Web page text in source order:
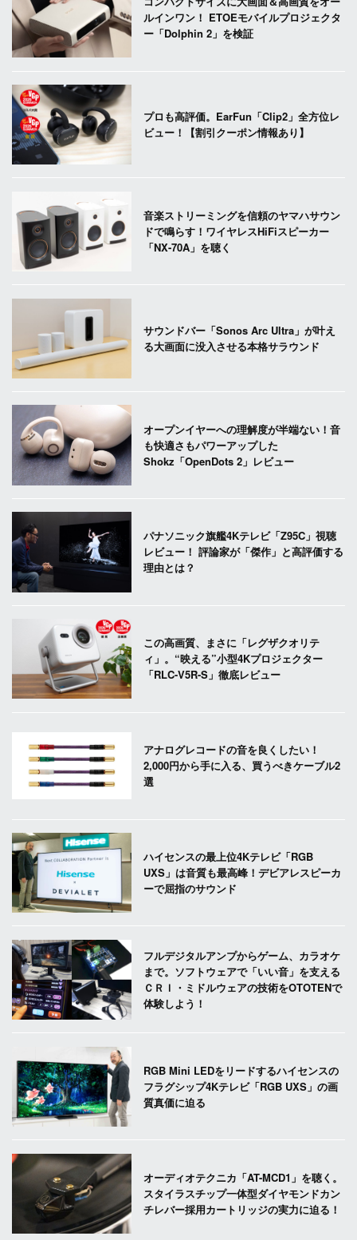
ルインワン！ ETOEモバイルプロジェクタ
ー「Dolphin 2」を検証
プロも高評価。EarFun「Clip2」全方位レ
ビュー！【割引クーポン情報あり】
音楽ストリーミングを信頼のヤマハサウン
ドで鳴らす！ワイヤレスHiFiスピーカー
「NX-70A」を聴く
サウンドバー「Sonos Arc Ultra」が叶え
る大画面に没入させる本格サラウンド
オープンイヤーへの理解度が半端ない！音
も快適さもパワーアップした
Shokz「OpenDots 2」レビュー
パナソニック旗艦4Kテレビ「Z95C」視聴
レビュー！ 評論家が「傑作」と高評価する
理由とは？
この高画質、まさに「レグザクオリテ
ィ」。“映える”小型4Kプロジェクター
「RLC-V5R-S」徹底レビュー
アナログレコードの音を良くしたい！
2,000円から手に入る、買うべきケーブル2
選
ハイセンスの最上位4Kテレビ「RGB
UXS」は音質も最高峰！デビアレスピーカ
ーで屈指のサウンド
フルデジタルアンプからゲーム、カラオケ
まで。ソフトウェアで「いい音」を支える
ＣＲＩ・ミドルウェアの技術をOTOTENで
体験しよう！
RGB Mini LEDをリードするハイセンスの
フラグシップ4Kテレビ「RGB UXS」の画
質真価に迫る
オーディオテクニカ「AT-MCD1」を聴く。
スタイラスチップ一体型ダイヤモンドカン
チレバー採用カートリッジの実力に迫る！